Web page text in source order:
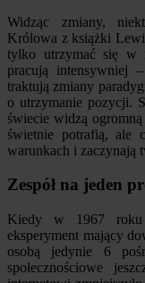
Widząc zmiany,
Królowa z książki
tylko utrzymać się w
pracują intensywniej
traktują zmiany
o utrzymanie pozycji.
świecie widzą
świetnie potrafią, ale
warunkach i zaczynają
Zespół na jeden
Kiedy w 1967 roku
eksperyment mający
osobą jedynie 6
społecznościowe